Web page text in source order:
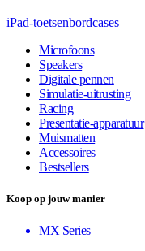
iPad-toetsenbordcases
Microfoons
Speakers
Digitale pennen
Simulatie-uitrusting
Racing
Presentatie-apparatuur
Muismatten
Accessoires
Bestsellers
Koop op jouw manier
MX Series